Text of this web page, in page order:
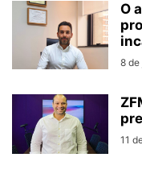
O
8 de
11